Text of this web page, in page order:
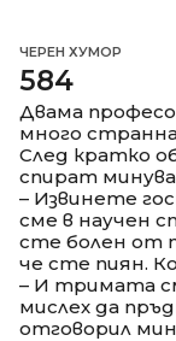
ЧЕРЕН ХУМОР
584
Двама
много
След кратко
спират
– Извинете
сме в научен
сте болен от
че сте пиян.
– И тримата
мислех да
отговорил